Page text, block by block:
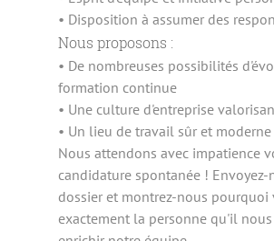
• Disposition à assumer des
Nous proposons :
• De nombreuses possibilités
formation continue
• Une culture d'entreprise
• Un lieu de travail sûr et moderne
Nous attendons avec impatience
candidature spontanée ! Envoyez-
dossier et montrez-nous pourquoi
exactement la personne qu'il